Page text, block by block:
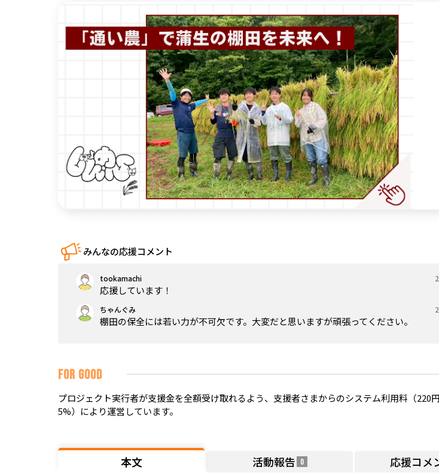
中部 新潟 富山 石川 福井
近畿 三重 滋賀 京都 大阪
中国 鳥取 島根 岡山 広島
四国 徳島 香川 愛媛 高知
九州・沖縄 福岡 佐賀 長崎 熊本
みんなの応援コメント
tookamachi
応援しています！
ちゃんぐみ
棚田の保全には若い力が不可欠です。大変だと思いますが頑張ってください。
FOR GOOD
プロジェクト実行者が支援金を全額受け取れるよう、支援者さまからのシステム利用料（220
5%）により運営しています。
本文 活動報告 0 応援コメ